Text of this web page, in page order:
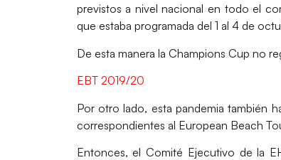
previstos a nivel nacional en todo el
que estaba programada del 1 al 4 de
De esta manera la Champions Cup no
EBT 2019/20
Por otro lado, esta pandemia también
correspondientes al European Beach
Entonces, elComité Ejecutivo de la